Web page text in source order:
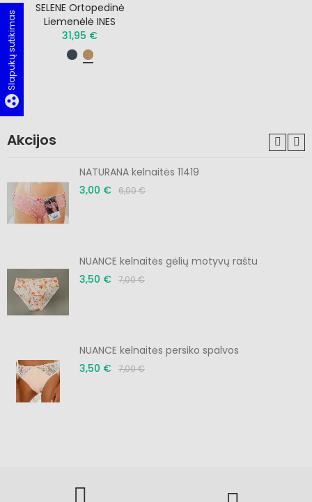
SELENE Ortopedinė
Liemenėlė INES
31,95 €
Akcijos
NATURANA kelnaitės 11419
3,00 € 6,00 €
NUANCE kelnaitės gėlių motyvų raštu
3,50 € 7,00 €
NUANCE kelnaitės persiko spalvos
3,50 € 7,00 €
group_work
Slapukų sutikimas